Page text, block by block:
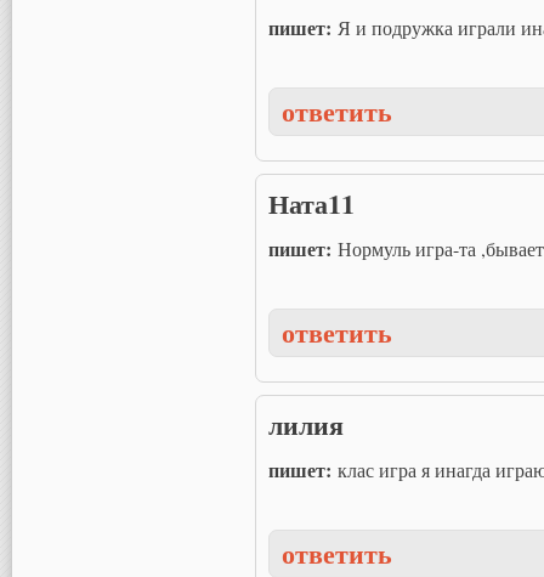
пишет: Я и подружка играли
ответить
Ната11
пишет: Нормуль игра-та
ответить
лилия
пишет: клас игра я инагда
ответить